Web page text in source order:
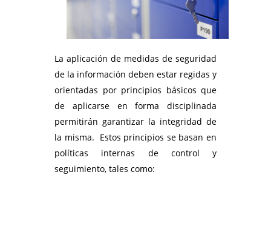
La aplicación de medidas de seguridad
de la información deben estar regidas y
orientadas por principios básicos que
de aplicarse en forma disciplinada
permitirán garantizar la integridad de
la misma. Estos principios se basan en
políticas internas de control y
seguimiento, tales como: